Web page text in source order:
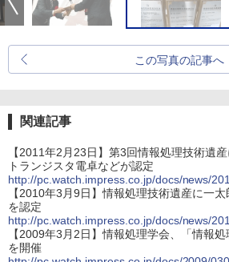
この写真の記事へ
関連記事
【2011年2月23日】第3回情報処理技術遺
トランジスタ電卓などが認定
http://pc.watch.impress.co.jp/docs/news/
【2010年3月9日】情報処理技術遺産に一
を認定
http://pc.watch.impress.co.jp/docs/news/
【2009年3月2日】情報処理学会、「情報
を開催